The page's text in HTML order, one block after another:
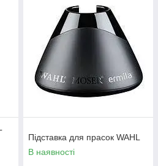
Підставка для прасок WAHL
В наявності